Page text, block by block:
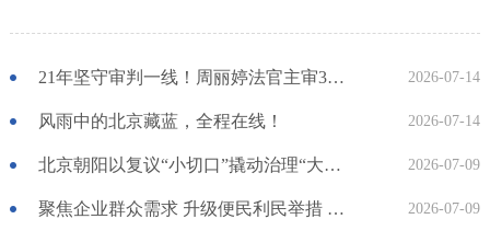
21年坚守审判一线！周丽婷法官主审3000余案件，带领支部啃下无数“硬骨头” 2026-07-14
风雨中的北京藏蓝，全程在线！ 2026-07-14
北京朝阳以复议“小切口”撬动治理“大文章” 重构渠道实质解纷 以案促治赋能发展 2026-07-09
聚焦企业群众需求 升级便民利民举措 北京持续深化公安行政管理服务改革 2026-07-09